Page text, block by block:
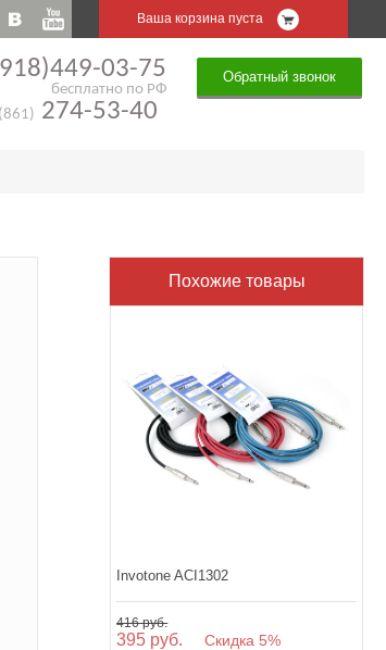
Ваша корзина пуста
03-75
бесплатно по РФ
274-53-40
Обратный звонок
Похожие товары
Invotone ACI1302
416 руб.
395 руб. Скидка 5%